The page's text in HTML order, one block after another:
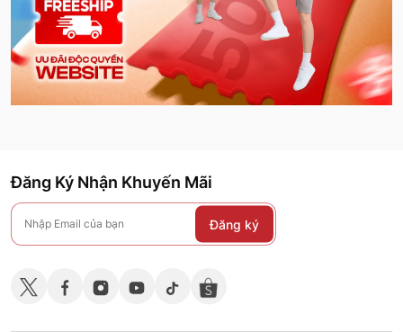
Đăng Ký Nhận Khuyến Mãi
Đăng ký